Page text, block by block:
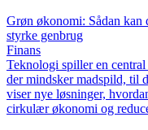
Grøn økonomi: Sådan kan
styrke genbrug
Finans
Teknologi spiller en
der mindsker madspild, til
viser nye løsninger,
cirkulær økonomi og